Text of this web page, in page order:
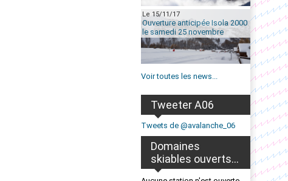
Le 15/11/17
Ouverture anticipée Isola 2000
le samedi 25 novembre
Voir toutes les news...
Tweeter A06
Tweets de @avalanche_06
Domaines
skiables ouverts...